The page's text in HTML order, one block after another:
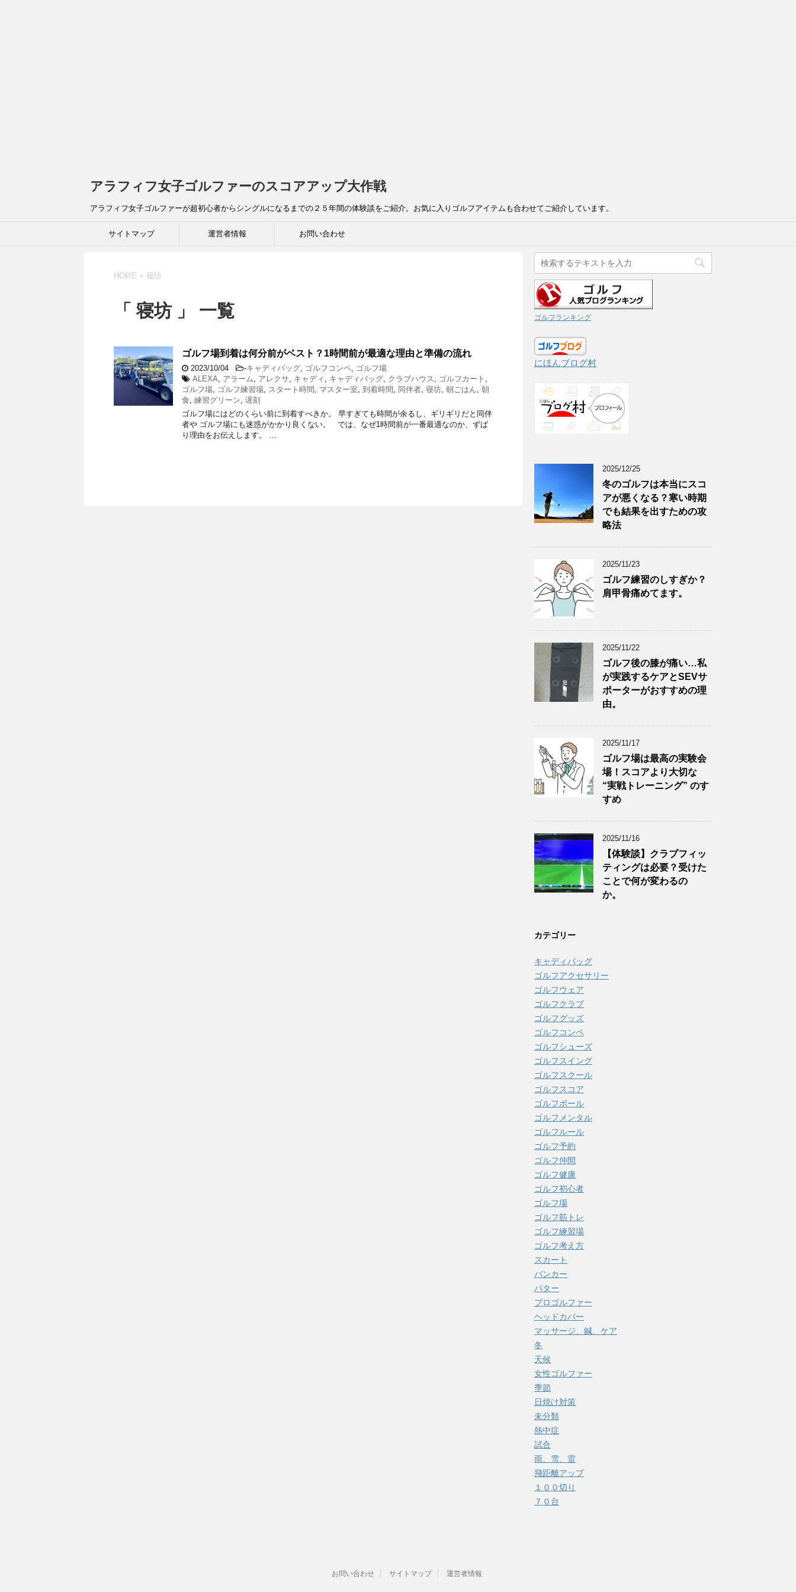
アラフィフ女子ゴルファーのスコアアップ大作戦
アラフィフ女子ゴルファーが超初心者からシングルになるまでの２５年間の体験談をご紹介。お気に入りゴルフアイテムも合わせてご紹介しています。
サイトマップ 運営者情報 お問い合わせ
HOME > 寝坊
「 寝坊 」 一覧
ゴルフ場到着は何分前がベスト？1時間前が最適な理由と準備の流れ
2023/10/04 -キャディバッグ, ゴルフコンペ, ゴルフ場
ALEXA, アラーム, アレクサ, キャディ , キャディバッグ, クラブハウス , ゴルフカート ,
ゴルフ場, ゴルフ練習場, スタート時間 , マスター室, 到着時間 , 同伴者, 寝坊, 朝ごはん, 朝
食, 練習グリーン, 遅刻
ゴルフ場にはどのくらい前に到着すべきか。 早すぎても時間が余るし、ギリギリだと同伴
者や ゴルフ場にも迷惑がかかり良くない。 では、なぜ1時間前が一番最適なのか、ずば
り理由をお伝えします。 …
ゴルフランキング
にほんブログ村
2025/12/25
冬のゴルフは本当にスコ
アが悪くなる？寒い時期
でも結果を出すための攻
略法
2025/11/23
ゴルフ練習のしすぎか？
肩甲骨痛めてます。
2025/11/22
ゴルフ後の膝が痛い…私
が実践するケアとSEVサ
ポーターがおすすめの理
由。
2025/11/17
ゴルフ場は最高の実験会
場！スコアより大切な
“実戦トレーニング” のす
すめ
2025/11/16
【体験談】クラブフィッ
ティングは必要？受けた
ことで何が変わるの
か。
カテゴリー
キャディバッグ
ゴルフアクセサリー
ゴルフウェア
ゴルフクラブ
ゴルフグッズ
ゴルフコンペ
ゴルフシューズ
ゴルフスイング
ゴルフスクール
ゴルフスコア
ゴルフボール
ゴルフメンタル
ゴルフルール
ゴルフ予約
ゴルフ仲間
ゴルフ健康
ゴルフ初心者
ゴルフ場
ゴルフ筋トレ
ゴルフ練習場
ゴルフ考え方
スカート
バンカー
パター
プロゴルファー
ヘッドカバー
マッサージ、鍼、ケア
冬
天候
女性ゴルファー
季節
日焼け対策
未分類
熱中症
試合
雨、雪、雷
飛距離アップ
１００切り
７０台
お問い合わせ サイトマップ 運営者情報